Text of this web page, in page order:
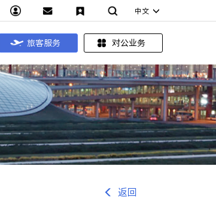
中文
旅客服务 对公业务
返回